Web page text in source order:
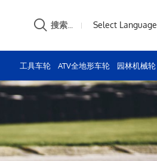
搜索... Select Language
工具车轮 ATV全地形车轮 园林机械轮